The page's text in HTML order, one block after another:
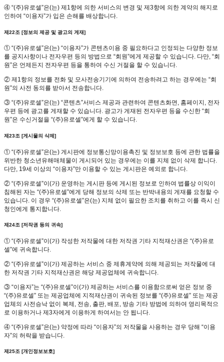
④ “(주)유로셀”은(는) 제1항에 의한 서비스의 변경 및 제3항에 의한 계약의 해지로
인하여 “이용자”가 입은 손해를 배상합니다.
제22조 [정보의 제공 및 광고의 게재]
① “(주)유로셀”은(는) “이용자”가 콘텐츠이용 중 필요하다고 인정되는 다양한 정보
를 공지사항이나 전자우편 등의 방법으로 “회원”에게 제공할 수 있습니다. 다만, “회
원”은 언제든지 전자우편 등을 통하여 수신 거절을 할 수 있습니다.
② 제1항의 정보를 전화 및 모사전송기기에 의하여 전송하려고 하는 경우에는 “회
원”의 사전 동의를 받아서 전송합니다.
③ “(주)유로셀”은(는) “콘텐츠”서비스 제공과 관련하여 콘텐츠화면, 홈페이지, 전자
우편 등에 광고를 게재할 수 있습니다. 광고가 게재된 전자우편 등을 수신한 “회
원”은 수신거절을 “(주)유로셀”에게 할 수 있습니다.
제23조 [게시물의 삭제]
① “(주)유로셀”은(는) 게시판에 정보통신망이용촉진 및 정보보호 등에 관한 법률을
위반한 청소년유해매체물이 게시되어 있는 경우에는 이를 지체 없이 삭제 합니다.
다만, 19세 이상의 “이용자”만 이용할 수 있는 게시판은 예외로 합니다.
② “(주)유로셀”이(가) 운영하는 게시판 등에 게시된 정보로 인하여 법률상 이익이
침해된 자는 “(주)유로셀”에게 당해 정보의 삭제 또는 반박내용의 게재를 요청할 수
있습니다. 이 경우 “(주)유로셀”은(는) 지체 없이 필요한 조치를 취하고 이를 즉시 신
청인에게 통지합니다.
제24조 [저작권 등의 귀속]
① “(주)유로셀”이(가) 작성한 저작물에 대한 저작권 기타 지적재산권은 “(주)유로
셀”에 귀속합니다.
② “(주)유로셀”이(가) 제공하는 서비스 중 제휴계약에 의해 제공되는 저작물에 대
한 저작권 기타 지적재산권은 해당 제공업체에 귀속합니다.
③ “이용자”는 “(주)유로셀”이(가) 제공하는 서비스를 이용함으로써 얻은 정보 중
“(주)유로셀” 또는 제공업체에 지적재산권이 귀속된 정보를 “(주)유로셀” 또는 제공
업체의 사전승낙 없이 복제, 전송, 출판, 배포, 방송 기타 방법에 의하여 영리목적으
로 이용하거나 제3자에게 이용하게 하여서는 안 됩니다.
④ “(주)유로셀”은(는) 약정에 따라 “이용자”의 저작물을 사용하는 경우 당해 “이용
자”의 허락을 받습니다.
제25조 [개인정보보호]